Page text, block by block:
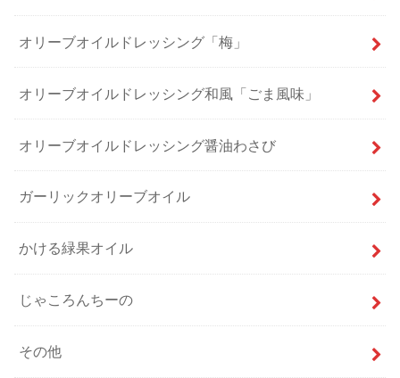
オリーブオイルドレッシング「梅」
オリーブオイルドレッシング和風「ごま風味」
オリーブオイルドレッシング醤油わさび
ガーリックオリーブオイル
かける緑果オイル
じゃころんちーの
その他